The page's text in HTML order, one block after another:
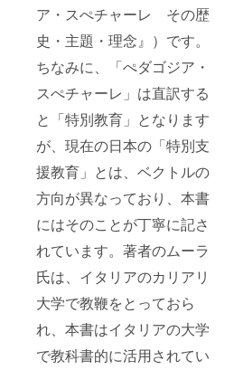
ア・スぺチャーレ その歴
史・主題・理念』）です。
ちなみに、「ぺダゴジア・
スぺチャーレ」は直訳する
と「特別教育」となります
が、現在の日本の「特別支
援教育」とは、ベクトルの
方向が異なっており、本書
にはそのことが丁寧に記さ
れています。著者のムーラ
氏は、イタリアのカリアリ
大学で教鞭をとっておら
れ、本書はイタリアの大学
で教科書的に活用されてい